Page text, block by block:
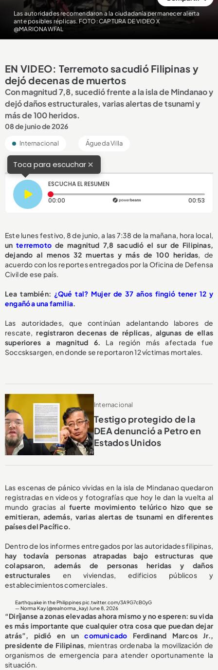
Las autoridades recomendaron a la ciudadanía permanecer alerta
ante posibles réplicas. FOTO: CAPTURA DE VIDEO X
@MARIONAWFAL
EN VIDEO: Terremoto sacudió Filipinas y
dejó decenas de muertos
Con magnitud 7,8, sucedió frente a la isla de Mindanao y
dejó daños estructurales, varias alertas de tsunami y
más de 100 heridos.
08 de junio de 2026
Internacional Águeda Villa
Toca para escuchar×
ESCUCHA EL RESUMEN
00:00 Tiempo transcurrido: 0 segundos 00:53
Este lunes festivo, 8 de junio, a las 7:38 de la mañana, hora local,
unterremoto de magnitud 7,8 sacudió el sur de Filipinas,
dejando al menos 32 muertas y más de 100 heridas, de
acuerdo con los reportes entregados por la Oficina de Defensa
Civil de ese país.
Lea también: ¿Qué tal? Mujer de 37 años fingió tener 12 y
engañó a una familia.
Las autoridades, que continúan adelantando labores de
rescate,registraron decenas de réplicas, algunas de ellas
superiores a magnitud 6. La región más afectada fue
Soccsksargen, en donde se reportaron 12 víctimas mortales.
Internacional
Testigo protegido de la
DEA denunció a Petro en
Estados Unidos
Las escenas de pánico vividas en la isla de Mindanao quedaron
registradas en videos y fotografías que hoy le dan la vuelta al
mundo gracias alfuerte movimiento telúrico hizo que se
emitieran, además, varias alertas de tsunami en diferentes
países del Pacífico.
Dentro de los informes entregados por las autoridades filipinas,
hay todavía personas atrapadas bajo estructuras que
colapsaron, además de personas heridas y daños
estructurales en viviendas, edificios públicos y
establecimientos comerciales.
Earthquake in the Philippinespic.twitter.com/3A9G7cB0yG
— Norma Kay (@realnorma_kay) June 8, 2026
“Diríjanse a zonas elevadas ahora mismo y no esperen: su vida
es más importante que cualquier otra cosa que puedan dejar
atrás”, pidió en uncomunicado Ferdinand Marcos Jr.,
presidente de Filipinas, mientras ordenaba la movilización de
organismos de emergencia para atender oportunamente la
situación.